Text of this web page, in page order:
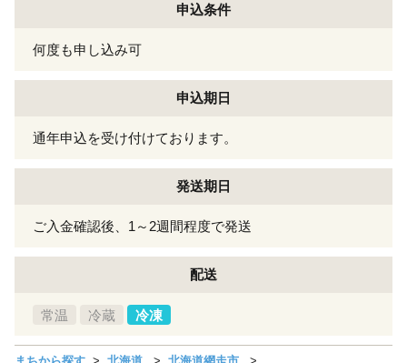
申込条件
何度も申し込み可
申込期日
通年申込を受け付けております。
発送期日
ご入金確認後、1～2週間程度で発送
配送
常温 冷蔵 冷凍